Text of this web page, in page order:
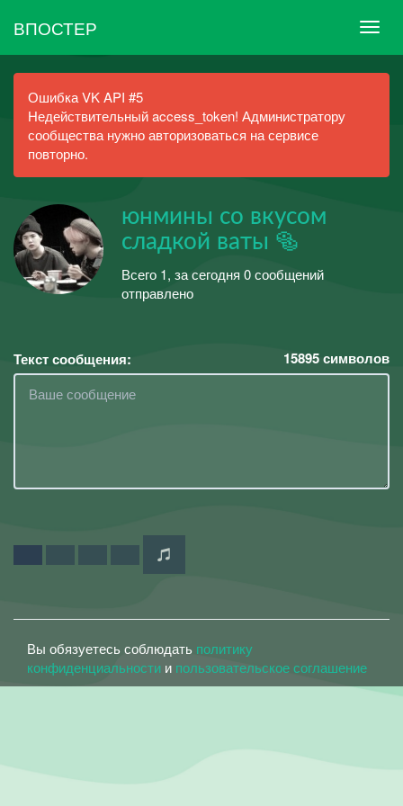
ВПОСТЕР
Ошибка VK API #5
Недействительный access_token! Администратору
сообщества нужно авторизоваться на сервисе
повторно.
юнмины со вкусом
сладкой ваты 🥯
Всего 1, за сегодня 0 сообщений
отправлено
Текст сообщения: 15895символов
Вы обязуетесь соблюдать политику
конфиденциальности и пользовательское соглашение